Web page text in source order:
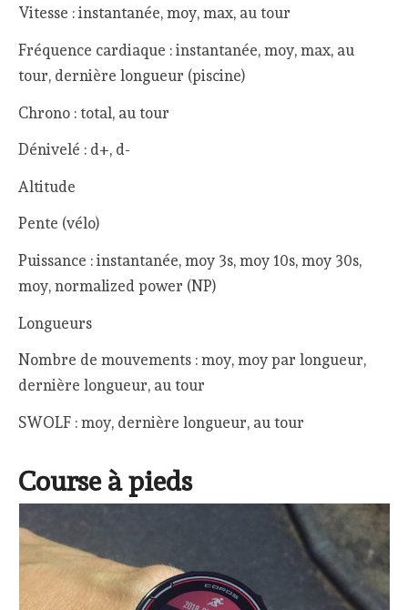
Vitesse : instantanée, moy, max, au tour
Fréquence cardiaque : instantanée, moy, max, au
tour, dernière longueur (piscine)
Chrono : total, au tour
Dénivelé : d+, d-
Altitude
Pente (vélo)
Puissance : instantanée, moy 3s, moy 10s, moy 30s,
moy, normalized power (NP)
Longueurs
Nombre de mouvements : moy, moy par longueur,
dernière longueur, au tour
SWOLF : moy, dernière longueur, au tour
Course à pieds